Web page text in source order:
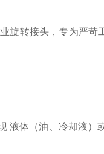
旋转接头，专为严
液体（油、冷却液）